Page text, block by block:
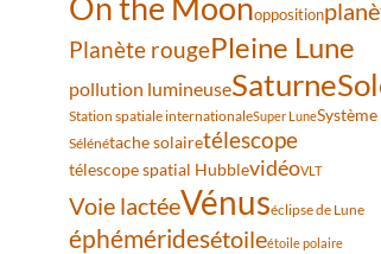
opposition
Planète rougePleine Lune
pollution lumineuseSaturne
Station spatiale internationaleSuper Lune
Sélénétache solairetélescope
télescope spatial HubblevidéoVLT
Voie lactéeVénuséclipse de Lune
éphéméridesétoileétoile polaire